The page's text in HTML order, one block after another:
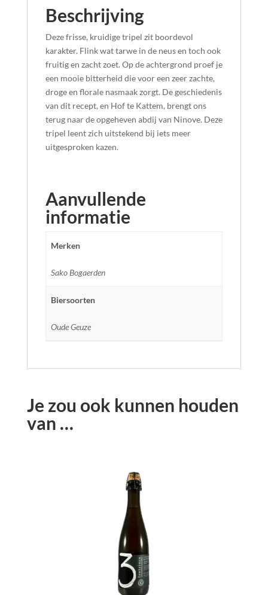
Beschrijving
Deze frisse, kruidige tripel zit boordevol
karakter. Flink wat tarwe in de neus en toch ook
fruitig en zacht zoet. Op de achtergrond proef je
een mooie bitterheid die voor een zeer zachte,
droge en florale nasmaak zorgt. De geschiedenis
van dit recept, en Hof te Kattem, brengt ons
terug naar de opgeheven abdij van Ninove. Deze
tripel leent zich uitstekend bij iets meer
uitgesproken kazen.
Aanvullende
informatie
Merken
Sako Bogaerden
Biersoorten
Oude Geuze
Je zou ook kunnen houden
van …